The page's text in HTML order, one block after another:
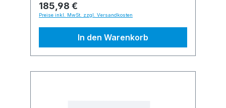
185,98 €
Preise inkl. MwSt. zzgl. Versandkosten
In den Warenkorb